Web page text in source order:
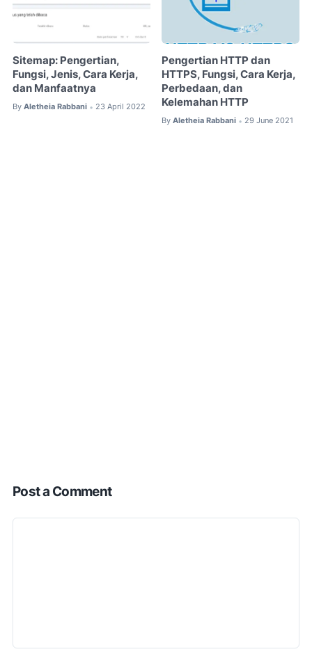
Sitemap: Pengertian,
Fungsi, Jenis, Cara Kerja,
dan Manfaatnya
By Aletheia Rabbani • 23 April 2022
Pengertian HTTP dan
HTTPS, Fungsi, Cara Kerja,
Perbedaan, dan
Kelemahan HTTP
By Aletheia Rabbani • 29 June 2021
Post a Comment